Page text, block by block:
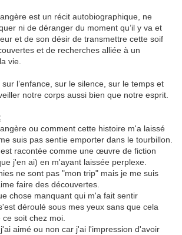
est un récit autobiographique, ne
ni de déranger du moment qu’il y va et
et de son désir de transmettre cette soif
et de recherches alliée à un
vie.
l’enfance, sur le silence, sur le temps et
notre corps aussi bien que notre esprit.
ou comment cette histoire m'a laissé
suis pas sentie emporter dans le tourbillon.
racontée comme une œuvre de fiction
j'en ai) en m'ayant laissée perplexe.
ne sont pas "mon trip" mais je me suis
faire des découvertes.
chose manquant qui m'a fait sentir
déroulé sous mes yeux sans que cela
soit chez moi.
aimé ou non car j'ai l'impression d'avoir